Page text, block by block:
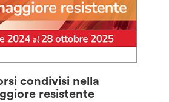
condivisi nella
resistente